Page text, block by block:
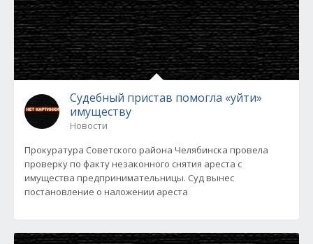
Судебный пристав помогла «уйти»
имуществу
Новости
Прокуратура Советского района Челябинска провела
проверку по факту незаконного снятия ареста с
имущества предпринимательницы. Суд вынес
постановление о наложении ареста